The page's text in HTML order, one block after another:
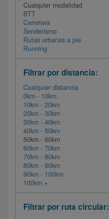
Cualquier modalidad
BTT
Carretera
Senderismo
Rutas urbanas a pie
Running
Filtrar por distancia:
Cualquier distancia
0km - 10km
10km - 20km
20km - 30km
30km - 40km
40km - 50km
50km - 60km
60km - 70km
70km - 80km
80km - 90km
90km - 100km
100km +
Filtrar por ruta circular: